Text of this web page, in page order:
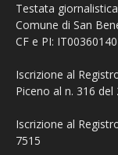
Testata
Comune di San
CF e PI:
Iscrizione al
Piceno al n. 316 del
Iscrizione al
7515